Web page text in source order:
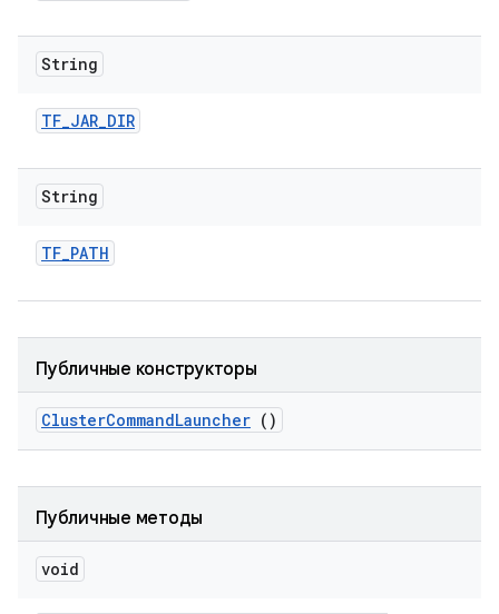
String
TF_JAR_DIR
String
TF_PATH
Публичные конструкторы
ClusterCommandLauncher ()
Публичные методы
void